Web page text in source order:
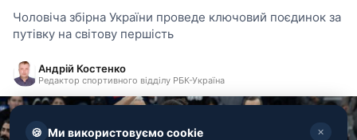
Чоловіча збірна України проведе ключовий поєдинок за
путівку на світову першість
Андрій Костенко
Редактор спортивного відділу РБК-Україна
🍪 Ми використовуємо cookie ✕